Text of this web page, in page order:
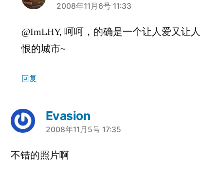
说：
2008年11月6号 11:33
@ImLHY, 呵呵，的确是一个让人爱又让人
恨的城市~
回复
Evasion
说：
2008年11月5号 17:35
不错的照片啊